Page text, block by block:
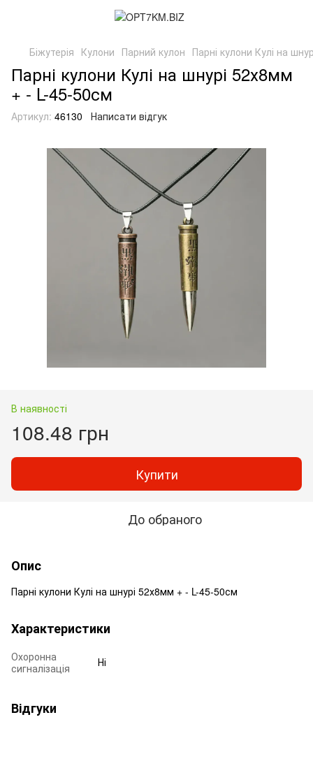
Біжутерія Кулони Парний кулон Парні кулони Кулі на
Парні кулони Кулі на шнурі 52х8мм
+ - L-45-50см
Артикул: 46130 Написати відгук
В наявності
108.48 грн
Купити
До обраного
Опис
Парні кулони Кулі на шнурі 52х8мм + - L-45-50см
Характеристики
Охоронна
сигналізація
Ні
Відгуки